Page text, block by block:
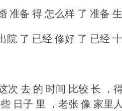
准备 得 怎么样 了 准备
院 了 已经 修好 了 已经
次 去 的 时间 比较 长 ，
日子 里 ，老张 像 家里